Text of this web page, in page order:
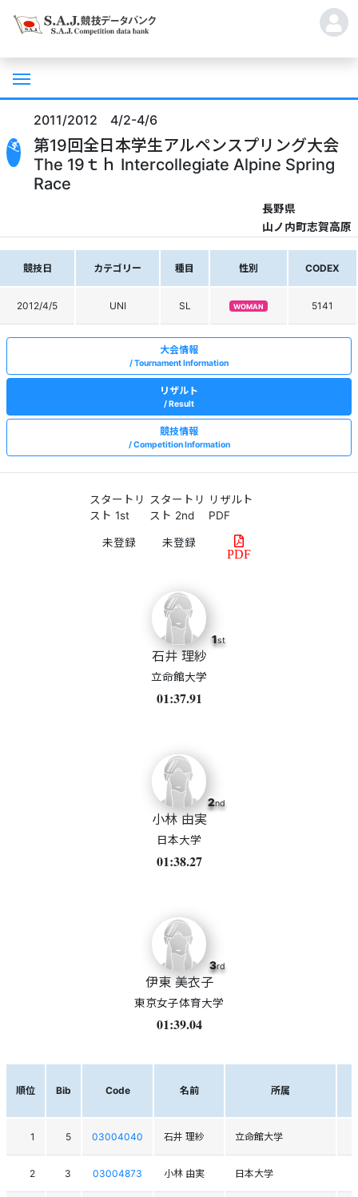
2011/2012 4/2-4/6
第19回全日本学生アルペンスプリング大会
The 19ｔｈ Intercollegiate Alpine Spring
Race
長野県
山ノ内町志賀高原
競技日 カテゴリー 種目 性別 CODEX
2012/4/5 UNI SL WOMAN 5141
大会情報
Tournament Information
リザルト
Result
競技情報
Competition Information
スタートリ
スト 1st
スタートリ
スト 2nd
リザルト
PDF
PDF
1st
石井 理紗
立命館大学
01:37.91
2nd
小林 由実
日本大学
01:38.27
3rd
伊東 美衣子
東京女子体育大学
01:39.04
順位 Bib Code 名前 所属
1 5 03004040 石井 理紗 立命館大学
2 3 03004873 小林 由実 日本大学